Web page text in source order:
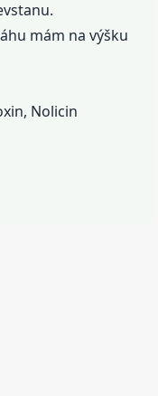
mám na výšku
Nolicin